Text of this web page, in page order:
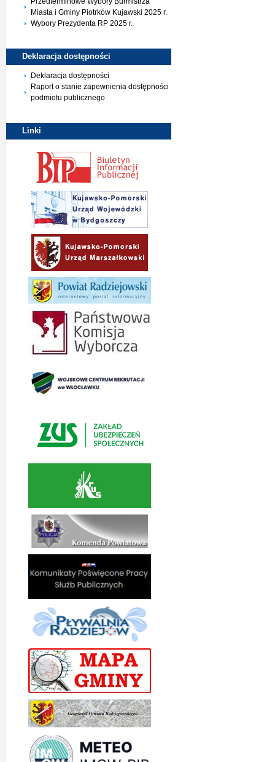
Miasta i Gminy Piotrków Kujawski 2025 r.
Wybory Prezydenta RP 2025 r.
Deklaracja dostępności
Deklaracja dostępności
Raport o stanie zapewnienia dostępności
podmiotu publicznego
Linki